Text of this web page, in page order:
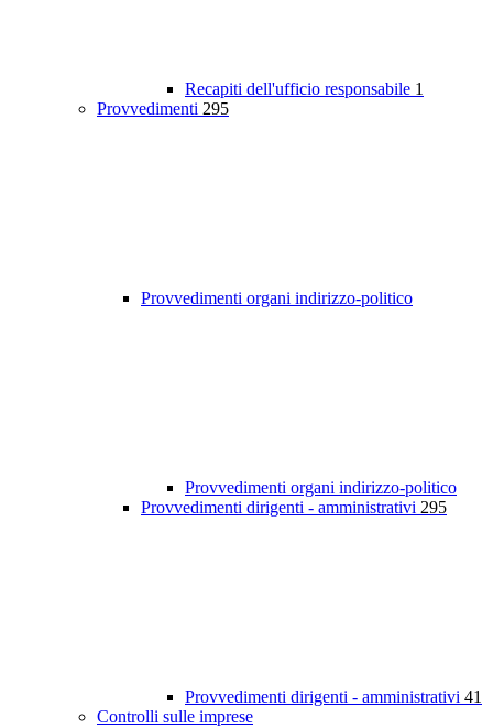
Recapiti dell'ufficio responsabile 1
Provvedimenti 295
Provvedimenti organi indirizzo-politico
Provvedimenti organi indirizzo-politico
Provvedimenti dirigenti - amministrativi 295
Provvedimenti dirigenti - amministrativi 41
Controlli sulle imprese